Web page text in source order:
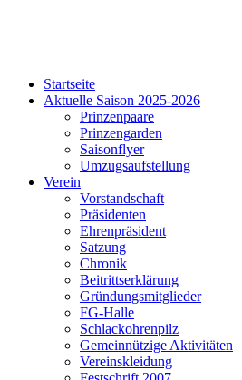
Startseite
Aktuelle Saison 2025-2026
Prinzenpaare
Prinzengarden
Saisonflyer
Umzugsaufstellung
Verein
Vorstandschaft
Präsidenten
Ehrenpräsident
Satzung
Chronik
Beitrittserklärung
Gründungsmitglieder
FG-Halle
Schlackohrenpilz
Gemeinnützige Aktivitäten
Vereinskleidung